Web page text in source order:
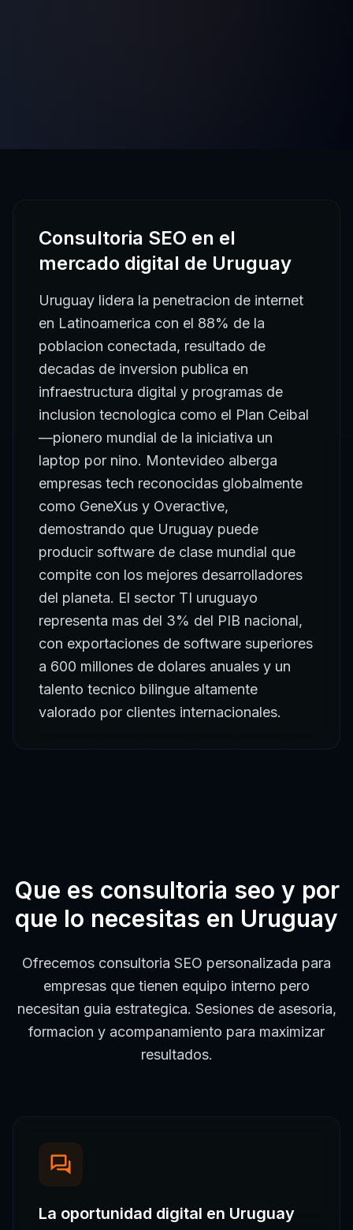
Consultoria SEO en el
mercado digital de Uruguay
Uruguay lidera la penetracion de internet
en Latinoamerica con el 88% de la
poblacion conectada, resultado de
decadas de inversion publica en
infraestructura digital y programas de
inclusion tecnologica como el Plan Ceibal
—pionero mundial de la iniciativa un
laptop por nino. Montevideo alberga
empresas tech reconocidas globalmente
como GeneXus y Overactive,
demostrando que Uruguay puede
producir software de clase mundial que
compite con los mejores desarrolladores
del planeta. El sector TI uruguayo
representa mas del 3% del PIB nacional,
con exportaciones de software superiores
a 600 millones de dolares anuales y un
talento tecnico bilingue altamente
valorado por clientes internacionales.
Que es consultoria seo y por
que lo necesitas en Uruguay
Ofrecemos consultoria SEO personalizada para
empresas que tienen equipo interno pero
necesitan guia estrategica. Sesiones de asesoria,
formacion y acompanamiento para maximizar
resultados.
La oportunidad digital en Uruguay